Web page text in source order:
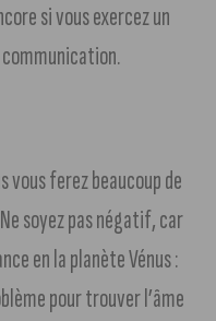
si vous exercez un
vous ferez beaucoup de
soyez pas négatif, car
en la planète Vénus :
pour trouver l’âme